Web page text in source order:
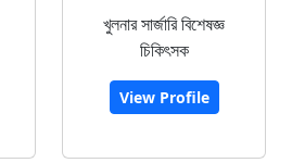
খুলনার সার্জারি বিশেষজ্ঞ
চিকিৎসক
View Profile